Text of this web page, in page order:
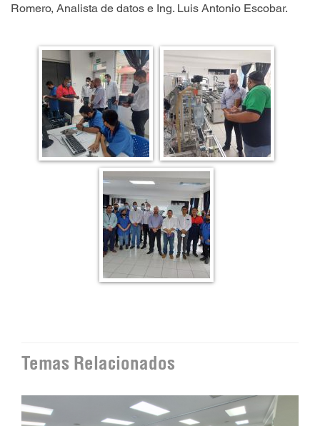
Romero, Analista de datos e Ing. Luis Antonio Escobar.
Temas Relacionados